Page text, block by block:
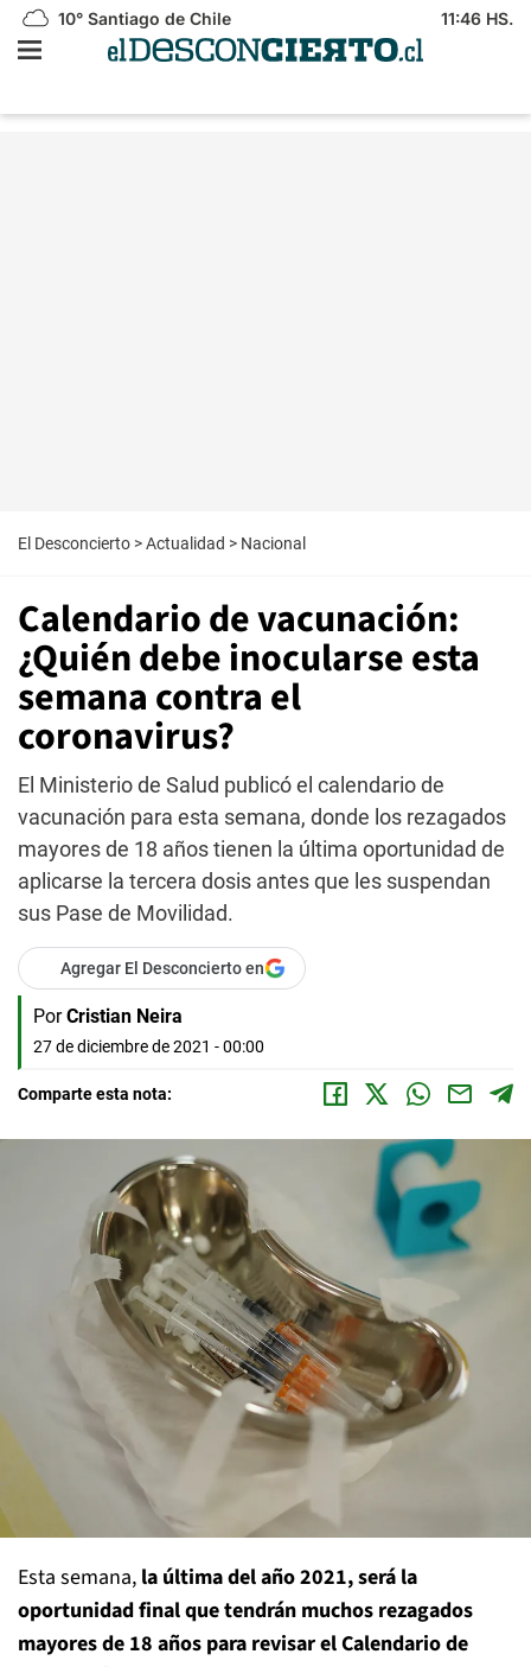
10° Santiago de Chile 11:46 HS.
El Desconcierto >Actualidad > Nacional
Calendario de vacunación:
¿Quién debe inocularse esta
semana contra el
coronavirus?
El Ministerio de Salud publicó el calendario de
vacunación para esta semana, donde los rezagados
mayores de 18 años tienen la última oportunidad de
aplicarse la tercera dosis antes que les suspendan
sus Pase de Movilidad.
Agregar El Desconcierto en
Por Cristian Neira
27 de diciembre de 2021 - 00:00
Comparte esta nota:
Esta semana, la última del año 2021, será la
oportunidad final que tendrán muchos rezagados
mayores de 18 años para revisar el Calendario de